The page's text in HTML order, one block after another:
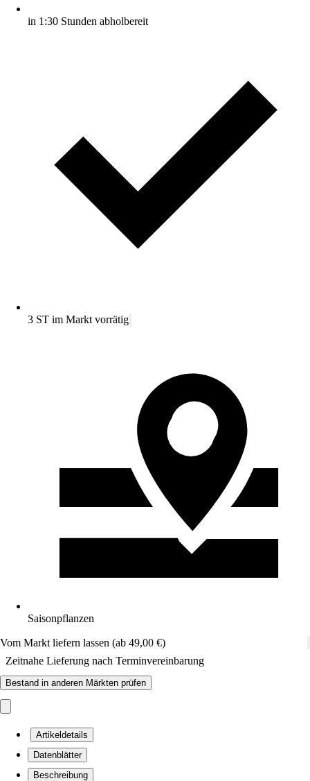
in 1:30 Stunden abholbereit
3 ST im Markt vorrätig
Saisonpflanzen
Vom Markt liefern lassen (ab 49,00 €)
Zeitnahe Lieferung nach Terminvereinbarung
Bestand in anderen Märkten prüfen
Artikeldetails
Datenblätter
Beschreibung